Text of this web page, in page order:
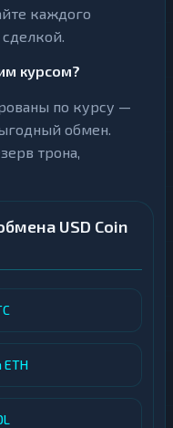
каждого
курсом?
по курсу —
обмен.
трона,
USD Coin
ETH